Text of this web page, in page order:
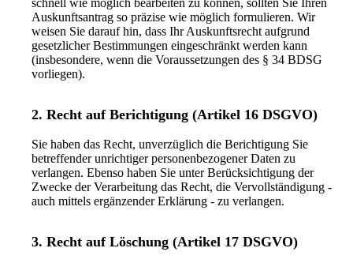
Auskunftsantrag so präzise wie möglich formulieren. Wir
weisen Sie darauf hin, dass Ihr Auskunftsrecht aufgrund
gesetzlicher Bestimmungen eingeschränkt werden kann
(insbesondere, wenn die Voraussetzungen des § 34 BDSG
vorliegen).
2. Recht auf Berichtigung (Artikel 16 DSGVO)
Sie haben das Recht, unverzüglich die Berichtigung Sie
betreffender unrichtiger personenbezogener Daten zu
verlangen. Ebenso haben Sie unter Berücksichtigung der
Zwecke der Verarbeitung das Recht, die Vervollständigung -
auch mittels ergänzender Erklärung - zu verlangen.
3. Recht auf Löschung (Artikel 17 DSGVO)